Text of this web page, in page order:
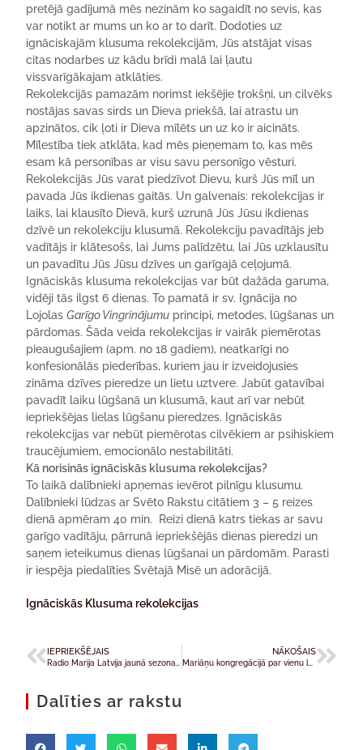
pretējā gadījumā mēs nezinām ko sagaidīt no sevis, kas
var notikt ar mums un ko ar to darīt. Dodoties uz
ignāciskajām klusuma rekolekcijām, Jūs atstājat visas
citas nodarbes uz kādu brīdi malā lai ļautu
vissvarīgākajam atklāties.
Rekolekcijās pamazām norimst iekšējie trokšņi, un cilvēks
nostājas savas sirds un Dieva priekšā, lai atrastu un
apzinātos, cik ļoti ir Dieva mīlēts un uz ko ir aicināts.
Mīlestība tiek atklāta, kad mēs pieņemam to, kas mēs
esam kā personības ar visu savu personīgo vēsturi.
Rekolekcijās Jūs varat piedzīvot Dievu, kurš Jūs mīl un
pavada Jūs ikdienas gaitās. Un galvenais: rekolekcijas ir
laiks, lai klausīto Dievā, kurš uzrunā Jūs Jūsu ikdienas
dzīvē un rekolekciju klusumā. Rekolekciju pavadītājs jeb
vadītājs ir klātesošs, lai Jums palīdzētu, lai Jūs uzklausītu
un pavadītu Jūs Jūsu dzīves un garīgajā ceļojumā.
Ignāciskās klusuma rekolekcijas var būt dažāda garuma,
vidēji tās ilgst 6 dienas. To pamatā ir sv. Ignācija no
LojolasGarīgo Vingrinājumu principi, metodes, lūgšanas un
pārdomas. Šāda veida rekolekcijas ir vairāk piemērotas
pieaugušajiem (apm. no 18 gadiem), neatkarīgi no
konfesionālās piederības, kuriem jau ir izveidojusies
zināma dzīves pieredze un lietu uztvere. Jabūt gatavībai
pavadīt laiku lūgšanā un klusumā, kaut arī var nebūt
iepriekšējas lielas lūgšanu pieredzes. Ignāciskās
rekolekcijas var nebūt piemērotas cilvēkiem ar psihiskiem
traucējumiem, emocionālo nestabilitāti.
Kā norisinās ignāciskās klusuma rekolekcijas?
To laikā dalībnieki apņemas ievērot pilnīgu klusumu.
Dalībnieki lūdzas ar Svēto Rakstu citātiem 3 – 5 reizes
dienā apmēram 40 min. Reizi dienā katrs tiekas ar savu
garīgo vadītāju, pārrunā iepriekšējās dienas pieredzi un
saņem ieteikumus dienas lūgšanai un pārdomām. Parasti
ir iespēja piedalīties Svētajā Misē un adorācijā.
Ignāciskās Klusuma rekolekcijas
IEPRIEKŠĒJAIS NĀKOŠAIS
Dalīties ar rakstu